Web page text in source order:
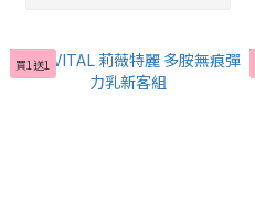
買1送1